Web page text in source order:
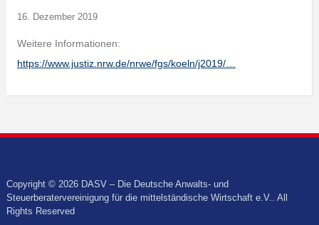
16. Dezember 2019
Weitere Informationen:
https://www.justiz.nrw.de/nrwe/fgs/koeln/j2019/…
Copyright © 2026 DASV – Die Deutsche Anwalts- und
Steuerberatervereinigung für die mittelständische Wirtschaft e.V.. All
Rights Reserved